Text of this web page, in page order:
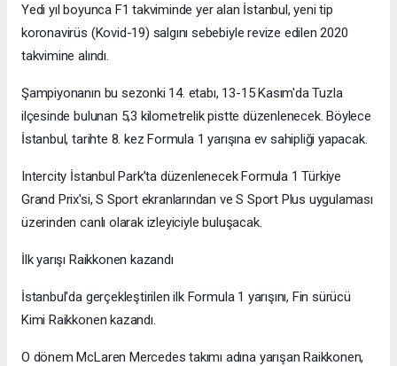
Yedi yıl boyunca F1 takviminde yer alan İstanbul, yeni tip
koronavirüs (Kovid-19) salgını sebebiyle revize edilen 2020
takvimine alındı.
Şampiyonanın bu sezonki 14. etabı, 13-15 Kasım'da Tuzla
ilçesinde bulunan 5,3 kilometrelik pistte düzenlenecek. Böylece
İstanbul, tarihte 8. kez Formula 1 yarışına ev sahipliği yapacak.
Intercity İstanbul Park’ta düzenlenecek Formula 1 Türkiye
Grand Prix'si, S Sport ekranlarından ve S Sport Plus uygulaması
üzerinden canlı olarak izleyiciyle buluşacak.
İlk yarışı Raikkonen kazandı
İstanbul'da gerçekleştirilen ilk Formula 1 yarışını, Fin sürücü
Kimi Raikkonen kazandı.
O dönem McLaren Mercedes takımı adına yarışan Raikkonen,